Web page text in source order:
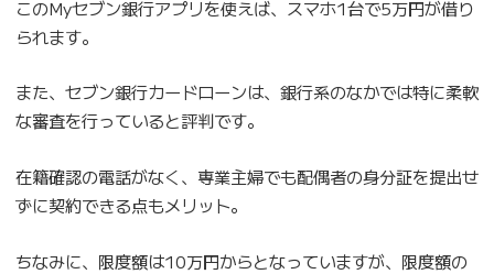
このMyセブン銀行アプリを使えば、スマホ1台で5万円が借り
られます。
また、セブン銀行カードローンは、銀行系のなかでは特に柔軟
な審査を行っていると評判です。
在籍確認の電話がなく、専業主婦でも配偶者の身分証を提出せ
ずに契約できる点もメリット。
ちなみに、限度額は10万円からとなっていますが、限度額の